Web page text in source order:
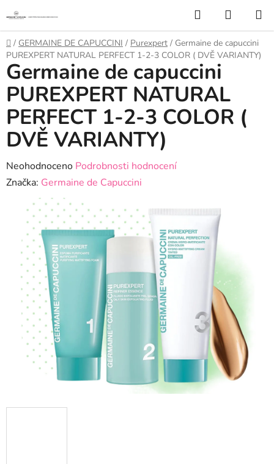
na
obsah
Hledat
KOŠÍK
Domů
/ GERMAINE DE CAPUCCINI / Purexpert / Germaine de capuccini
PUREXPERT NATURAL PERFECT 1-2-3 COLOR ( DVĚ VARIANTY)
Germaine de capuccini
PUREXPERT NATURAL
PERFECT 1-2-3 COLOR (
DVĚ VARIANTY)
Průměrné
hodnocení
produktu
hvězdiček.
Neohodnoceno Podrobnosti hodnocení
Značka: Germaine de Capuccini